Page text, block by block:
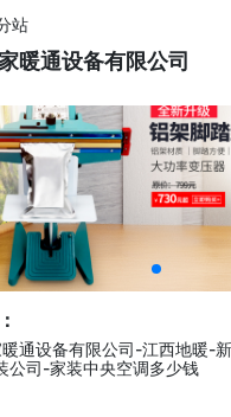
站
暖通设备有限公司
通设备有限公司-江西地暖-
公司-家装中央空调多少钱